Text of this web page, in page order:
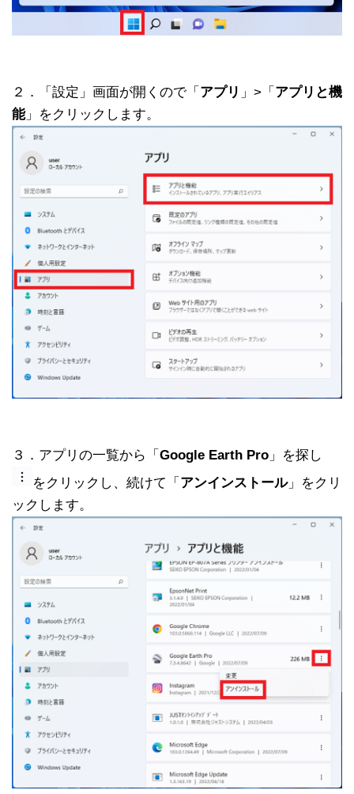
２．「設定」画面が開くので「 アプリ 」>「 アプリと機
能」をクリックします。
３．アプリの一覧から「 Google Earth Pro 」を探し
をクリックし、続けて「 アンインストール」をクリ
ックします。